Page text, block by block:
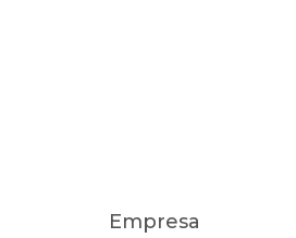
Empresa